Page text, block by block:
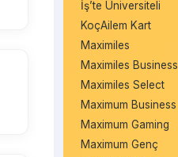
İş’te Üniversiteli
KoçAilem Kart
Maximiles
Maximiles Business
Maximiles Select
Maximum Business
Maximum Gaming
Maximum Genç